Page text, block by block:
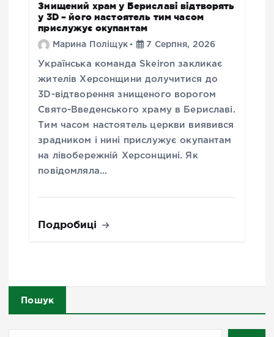
Знищений храм у Бериславі відтворять
у 3D – його настоятель тим часом
прислужує окупантам
Марина Поліщук 7 Серпня, 2026
Українська команда Skeiron закликає
жителів Херсонщини долучитися до
3D-відтворення знищеного ворогом
Свято-Введенського храму в Бериславі.
Тим часом настоятель церкви виявився
зрадником і нині прислужує окупантам
на лівобережній Херсонщині. Як
повідомляла…
Подробиці
Пошук